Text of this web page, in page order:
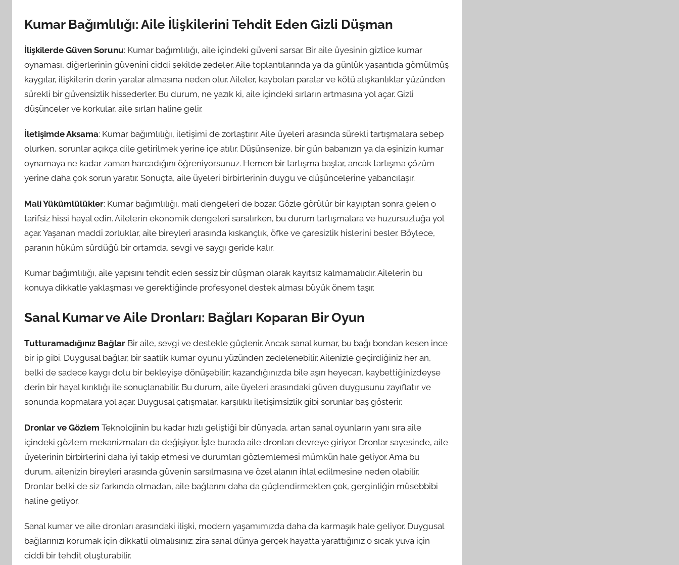
Kumar Bağımlılığı: Aile İlişkilerini Tehdit Eden Gizli Düşman
İlişkilerde Güven Sorunu: Kumar bağımlılığı, aile içindeki güveni sarsar. Bir aile üyesinin gizlice kumar
oynaması, diğerlerinin güvenini ciddi şekilde zedeler. Aile toplantılarında ya da günlük yaşantıda gömülmüş
kaygılar, ilişkilerin derin yaralar almasına neden olur. Aileler, kaybolan paralar ve kötü alışkanlıklar yüzünden
sürekli bir güvensizlik hissederler. Bu durum, ne yazık ki, aile içindeki sırların artmasına yol açar. Gizli
düşünceler ve korkular, aile sırları haline gelir.
İletişimde Aksama: Kumar bağımlılığı, iletişimi de zorlaştırır. Aile üyeleri arasında sürekli tartışmalara sebep
olurken, sorunlar açıkça dile getirilmek yerine içe atılır. Düşünsenize, bir gün babanızın ya da eşinizin kumar
oynamaya ne kadar zaman harcadığını öğreniyorsunuz. Hemen bir tartışma başlar, ancak tartışma çözüm
yerine daha çok sorun yaratır. Sonuçta, aile üyeleri birbirlerinin duygu ve düşüncelerine yabancılaşır.
Mali Yükümlülükler: Kumar bağımlılığı, mali dengeleri de bozar. Gözle görülür bir kayıptan sonra gelen o
tarifsiz hissi hayal edin. Ailelerin ekonomik dengeleri sarsılırken, bu durum tartışmalara ve huzursuzluğa yol
açar. Yaşanan maddi zorluklar, aile bireyleri arasında kıskançlık, öfke ve çaresizlik hislerini besler. Böylece,
paranın hüküm sürdüğü bir ortamda, sevgi ve saygı geride kalır.
Kumar bağımlılığı, aile yapısını tehdit eden sessiz bir düşman olarak kayıtsız kalmamalıdır. Ailelerin bu
konuya dikkatle yaklaşması ve gerektiğinde profesyonel destek alması büyük önem taşır.
Sanal Kumar ve Aile Dronları: Bağları Koparan Bir Oyun
Tutturamadığınız Bağlar Bir aile, sevgi ve destekle güçlenir. Ancak sanal kumar, bu bağı bondan kesen ince
bir ip gibi. Duygusal bağlar, bir saatlik kumar oyunu yüzünden zedelenebilir. Ailenizle geçirdiğiniz her an,
belki de sadece kaygı dolu bir bekleyişe dönüşebilir; kazandığınızda bile aşırı heyecan, kaybettiğinizdeyse
derin bir hayal kırıklığı ile sonuçlanabilir. Bu durum, aile üyeleri arasındaki güven duygusunu zayıflatır ve
sonunda kopmalara yol açar. Duygusal çatışmalar, karşılıklı iletişimsizlik gibi sorunlar baş gösterir.
Dronlar ve Gözlem Teknolojinin bu kadar hızlı geliştiği bir dünyada, artan sanal oyunların yanı sıra aile
içindeki gözlem mekanizmaları da değişiyor. İşte burada aile dronları devreye giriyor. Dronlar sayesinde, aile
üyelerinin birbirlerini daha iyi takip etmesi ve durumları gözlemlemesi mümkün hale geliyor. Ama bu
durum, ailenizin bireyleri arasında güvenin sarsılmasına ve özel alanın ihlal edilmesine neden olabilir.
Dronlar belki de siz farkında olmadan, aile bağlarını daha da güçlendirmekten çok, gerginliğin müsebbibi
haline geliyor.
Sanal kumar ve aile dronları arasındaki ilişki, modern yaşamımızda daha da karmaşık hale geliyor. Duygusal
bağlarınızı korumak için dikkatli olmalısınız; zira sanal dünya gerçek hayatta yarattığınız o sıcak yuva için
ciddi bir tehdit oluşturabilir.